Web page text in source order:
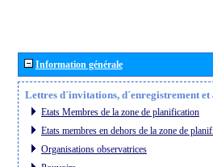
Information générale
Lettres d´invitations, d´enregistrement
Etats Membres de la zone de planification
Etats membres en dehors de la zone de
Organisations observatrices